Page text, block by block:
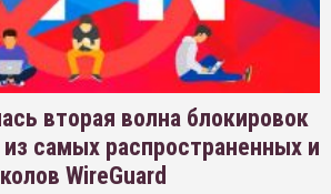
вторая волна блокировок
самых распространенных и
WireGuard